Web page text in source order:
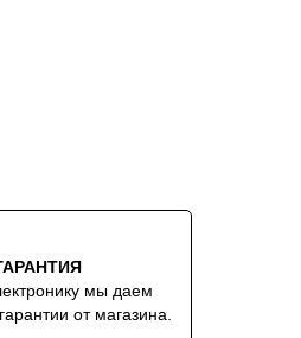
мы даем
от магазина.